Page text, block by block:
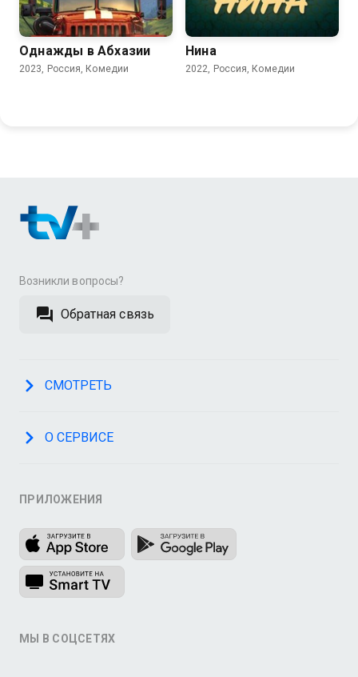
7.4 6.5
Однажды в Абхазии
2023, Россия, Комедии
6.5 6.3
Нина
2022, Россия, Комедии
Возникли вопросы?
Обратная связь
СМОТРЕТЬ
О СЕРВИСЕ
ПРИЛОЖЕНИЯ
МЫ В СОЦСЕТЯХ